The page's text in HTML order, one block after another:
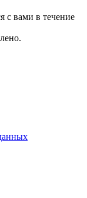
с вами в течение